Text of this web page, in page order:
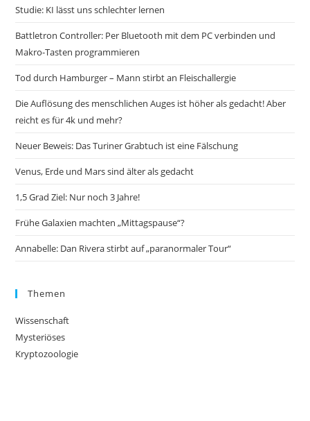
Studie: KI lässt uns schlechter lernen
Battletron Controller: Per Bluetooth mit dem PC verbinden und
Makro-Tasten programmieren
Tod durch Hamburger – Mann stirbt an Fleischallergie
Die Auflösung des menschlichen Auges ist höher als gedacht! Aber
reicht es für 4k und mehr?
Neuer Beweis: Das Turiner Grabtuch ist eine Fälschung
Venus, Erde und Mars sind älter als gedacht
1,5 Grad Ziel: Nur noch 3 Jahre!
Frühe Galaxien machten „Mittagspause“?
Annabelle: Dan Rivera stirbt auf „paranormaler Tour“
Themen
Wissenschaft
Mysteriöses
Kryptozoologie